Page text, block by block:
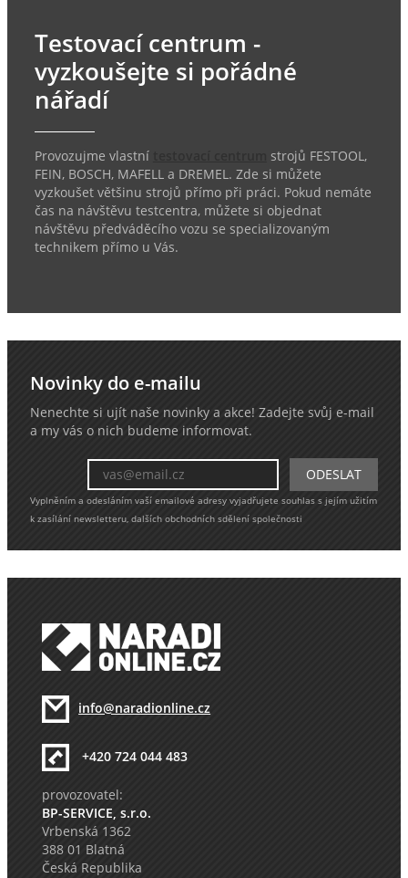
Testovací centrum -
vyzkoušejte si pořádné
nářadí
Provozujme vlastní
strojů FESTOOL,
FEIN, BOSCH, MAFELL a DREMEL. Zde si můžete
vyzkoušet většinu strojů přímo při práci. Pokud nemáte
čas na návštěvu testcentra, můžete si objednat
návštěvu předváděcího vozu se specializovaným
technikem přímo u Vás.
Novinky do e-mailu
Nenechte si ujít naše novinky a akce! Zadejte svůj e-mail
a my vás o nich budeme informovat.
Vyplněním a odesláním vaší emailové adresy vyjadřujete souhlas s jejím užitím
k zasílání newsletteru, dalších obchodních sdělení společnosti
info@naradionline.cz
+420 724 044 483
provozovatel:
BP-SERVICE, s.r.o.
Vrbenská 1362
388 01 Blatná
Česká Republika